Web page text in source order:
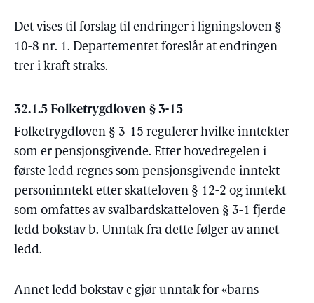
Det vises til forslag til endringer i ligningsloven §
10-8 nr. 1. Departementet foreslår at endringen
trer i kraft straks.
32.1.5 Folketrygdloven § 3-15
Folketrygdloven § 3-15 regulerer hvilke inntekter
som er pensjonsgivende. Etter hovedregelen i
første ledd regnes som pensjonsgivende inntekt
personinntekt etter skatteloven § 12-2 og inntekt
som omfattes av svalbardskatteloven § 3-1 fjerde
ledd bokstav b. Unntak fra dette følger av annet
ledd.
Annet ledd bokstav c gjør unntak for «barns